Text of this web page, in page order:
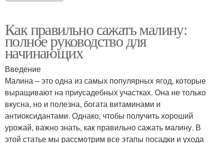
Как правильно сажать малину:
полное руководство для
начинающих
Введение
Малина – это одна из самых популярных ягод, которые
выращивают на приусадебных участках. Она не только
вкусна, но и полезна, богата витаминами и
антиоксидантами. Однако, чтобы получить хороший
урожай, важно знать, как правильно сажать малину. В
этой статье мы рассмотрим все этапы посадки и ухода